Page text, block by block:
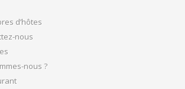
d’hôtes
nous
nous ?